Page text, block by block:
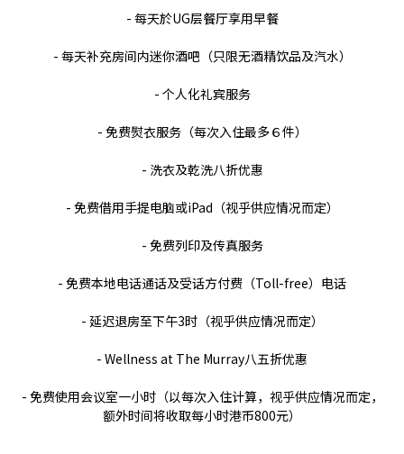
- 每天於UG层餐厅享用早餐
- 每天补充房间内迷你酒吧（只限无酒精饮品及汽水）
- 个人化礼宾服务
- 免费熨衣服务（每次入住最多６件）
- 洗衣及乾洗八折优惠
- 免费借用手提电脑或iPad（视乎供应情况而定）
- 免费列印及传真服务
- 免费本地电话通话及受话方付费（Toll-free）电话
- 延迟退房至下午3时（视乎供应情况而定）
- Wellness at The Murray八五折优惠
- 免费使用会议室一小时（以每次入住计算，视乎供应情况而定，
额外时间将收取每小时港币800元）